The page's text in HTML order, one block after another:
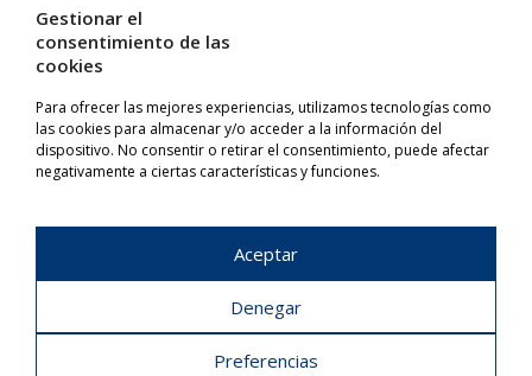
Gestionar el
consentimiento de las
cookies
Para ofrecer las mejores experiencias, utilizamos tecnologías como
las cookies para almacenar y/o acceder a la información del
dispositivo. No consentir o retirar el consentimiento, puede afectar
negativamente a ciertas características y funciones.
Aceptar
Denegar
Preferencias